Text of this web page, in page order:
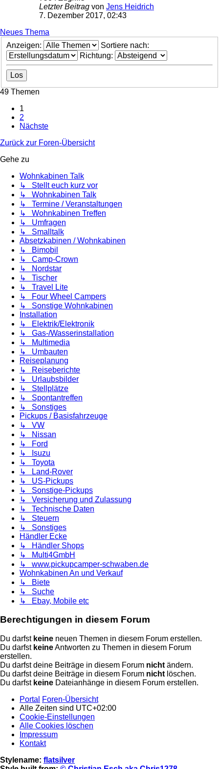
Letzter Beitrag von Jens Heidrich
7. Dezember 2017, 02:43
Neues Thema
Anzeigen:
Sortiere nach:
Richtung:
49 Themen
1
2
Nächste
Zurück zur Foren-Übersicht
Gehe zu
Wohnkabinen Talk
↳ Stellt euch kurz vor
↳ Wohnkabinen Talk
↳ Termine / Veranstaltungen
↳ Wohnkabinen Treffen
↳ Umfragen
↳ Smalltalk
Absetzkabinen / Wohnkabinen
↳ Bimobil
↳ Camp-Crown
↳ Nordstar
↳ Tischer
↳ Travel Lite
↳ Four Wheel Campers
↳ Sonstige Wohnkabinen
Installation
↳ Elektrik/Elektronik
↳ Gas-/Wasserinstallation
↳ Multimedia
↳ Umbauten
Reiseplanung
↳ Reiseberichte
↳ Urlaubsbilder
↳ Stellplätze
↳ Spontantreffen
↳ Sonstiges
Pickups / Basisfahrzeuge
↳ VW
↳ Nissan
↳ Ford
↳ Isuzu
↳ Toyota
↳ Land-Rover
↳ US-Pickups
↳ Sonstige-Pickups
↳ Versicherung und Zulassung
↳ Technische Daten
↳ Steuern
↳ Sonstiges
Händler Ecke
↳ Händler Shops
↳ Multi4GmbH
↳ www.pickupcamper-schwaben.de
Wohnkabinen An und Verkauf
↳ Biete
↳ Suche
↳ Ebay, Mobile etc
Berechtigungen in diesem Forum
Du darfst keine neuen Themen in diesem Forum erstellen.
Du darfst keineAntworten zu Themen in diesem Forum
erstellen.
Du darfst deine Beiträge in diesem Forum nicht ändern.
Du darfst deine Beiträge in diesem Forum nicht löschen.
Du darfst keine Dateianhänge in diesem Forum erstellen.
Portal
Foren-Übersicht
Alle Zeiten sind UTC+02:00
Cookie-Einstellungen
Alle Cookies löschen
Impressum
Kontakt
Stylename: flatsilver